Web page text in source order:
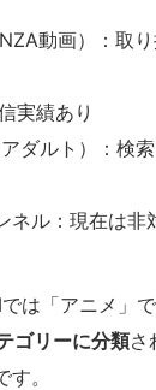
動画）：取
実績あり
ダルト）：検
ネル：現在は非
は「アニメ」で
ゴリーに分類さ
。